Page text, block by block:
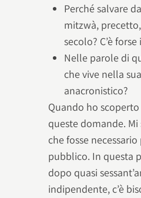
Perché salvare
mitzwà,
secolo? C’è
Nelle parole di
che vive nella
anacronistico?
Quando ho
queste domande.
che fosse
pubblico. In questa
dopo quasi
indipendente, c’è